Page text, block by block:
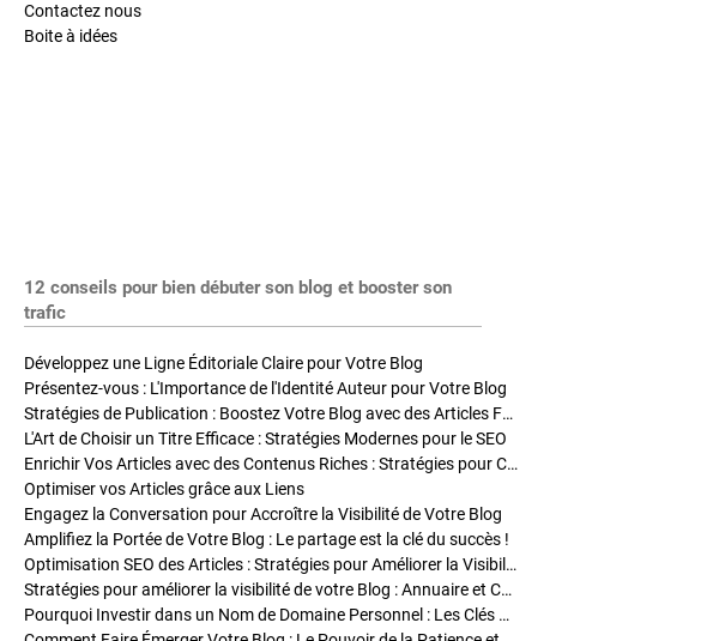
Contactez nous
Boite à idées
12 conseils pour bien débuter son blog et booster son
trafic
Développez une Ligne Éditoriale Claire pour Votre Blog
Présentez-vous : L'Importance de l'Identité Auteur pour Votre Blog
Stratégies de Publication : Boostez Votre Blog avec des Articles Fréquents et Exclusifs
L'Art de Choisir un Titre Efficace : Stratégies Modernes pour le SEO
Enrichir Vos Articles avec des Contenus Riches : Stratégies pour Captiver et Optimiser
Optimiser vos Articles grâce aux Liens
Engagez la Conversation pour Accroître la Visibilité de Votre Blog
Amplifiez la Portée de Votre Blog : Le partage est la clé du succès !
Optimisation SEO des Articles : Stratégies pour Améliorer la Visibilité de Votre Blog
Stratégies pour améliorer la visibilité de votre Blog : Annuaire et Collaborations
Pourquoi Investir dans un Nom de Domaine Personnel : Les Clés de la Réussite de Votre Blog